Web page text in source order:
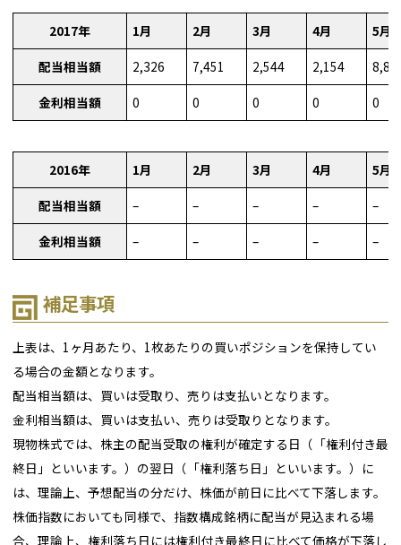
2017年 1月 2月 3月 4月
5月
配当相当額
2,326 7,451 2,544 2,154
金利相当額
0 0 0 0 0
2016年 1月 2月 3月 4月
5月
配当相当額
– – – –
–
金利相当額
– – – – –
補足事項
上表は、1ヶ月あたり、1枚あたりの買いポジションを保持してい
る場合の金額となります。
配当相当額は、買いは受取り、売りは支払いとなります。
金利相当額は、買いは支払い、売りは受取りとなります。
現物株式では、株主の配当受取の権利が確定する日（「権利付き最
終日」といいます。）の翌日（「権利落ち日」といいます。）に
は、理論上、予想配当の分だけ、株価が前日に比べて下落します。
株価指数においても同様で、指数構成銘柄に配当が見込まれる場
合、理論上、権利落ち日には権利付き最終日に比べて価格が下落し